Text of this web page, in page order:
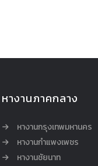
หางานภาคกลาง
หางานกรุงเทพมหานคร
หางานกำแพงเพชร
หางานชัยนาท